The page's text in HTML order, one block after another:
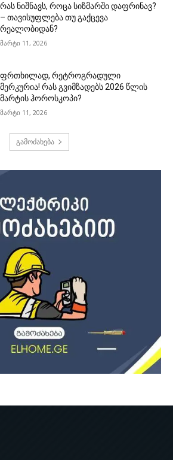
რას ნიშნავს, როცა სიზმარში დაფრინავ?
– თავისუფლება თუ გაქცევა
რეალობიდან?
მარტი 11, 2026
ფრთხილად, რეტროგრადული
მერკურია! რას გვიმზადებს 2026 წლის
მარტის ჰოროსკოპი?
მარტი 11, 2026
გამოძახება